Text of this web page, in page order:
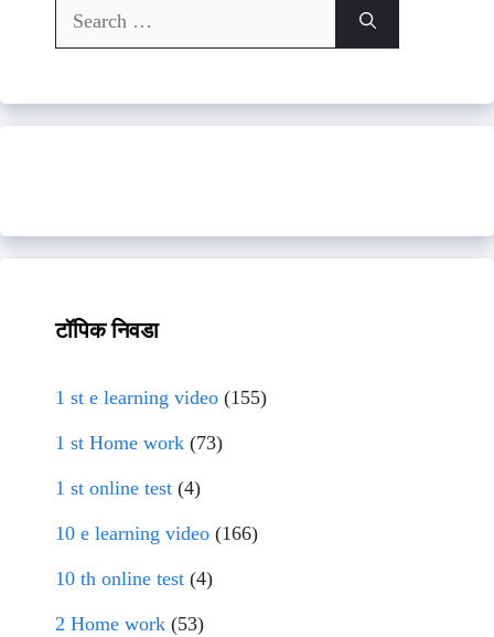
Search
for:
टॉपिक निवडा
1 st e learning video (155)
1 st Home work (73)
1 st online test (4)
10 e learning video (166)
10 th online test (4)
2 Home work (53)